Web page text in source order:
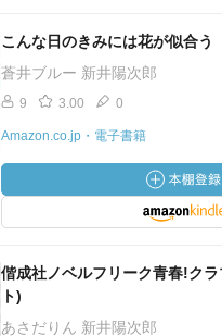
こんな日のきみには花が似合う
蒼井ブルー 新井陽次郎
9 3.00 0
Amazon.co.jp・電子書籍
偕成社ノベルフリーク青春!ク
ト)
あさだりん 新井陽次郎